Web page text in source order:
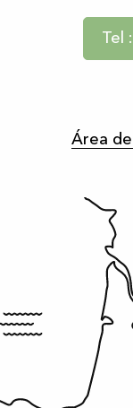
Tel
Área